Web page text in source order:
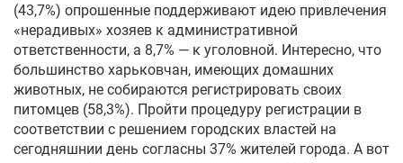
(43,7%) опрошенные поддерживают идею привлечения
«нерадивых» хозяев к административной
ответственности, а 8,7% — к уголовной. Интересно, что
большинство харьковчан, имеющих домашних
животных, не собираются регистрировать своих
питомцев (58,3%). Пройти процедуру регистрации в
соответствии с решением городских властей на
сегодняшнии день согласны 37% жителей города. А вот